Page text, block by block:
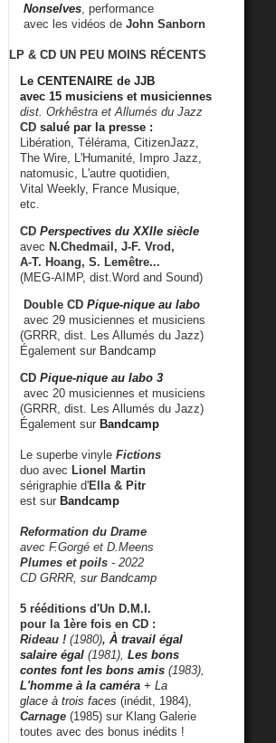
Nonselves , performance
avec les vidéos de John Sanborn
LP & CD UN PEU MOINS RÉCENTS
Le CENTENAIRE de JJB
avec 15 musiciens et musiciennes
dist. Orkhêstra et Allumés du Jazz
CD salué par la presse :
Libération, Télérama, CitizenJazz,
The Wire, L'Humanité, Impro Jazz,
natomusic, L'autre quotidien,
Vital Weekly, France Musique,
etc.
CD Perspectives du XXIIe siècle
avec N.Chedmail, J-F. Vrod,
A-T. Hoang, S. Lemêtre...
(MEG-AIMP, dist.Word and Sound)
Double CD Pique-nique au labo
avec 29 musiciennes et musiciens
(GRRR, dist. Les Allumés du Jazz)
Également sur Bandcamp
CD Pique-nique au labo 3
avec 20 musiciennes et musiciens
(GRRR, dist. Les Allumés du Jazz)
Également sur Bandcamp
Le superbe vinyle Fictions
duo avec Lionel Martin
sérigraphie d'Ella & Pitr
est sur Bandcamp
Reformation du Drame
avec F.Gorgé et D.Meens
Plumes et poils - 2022
CD GRRR, sur Bandcamp
5 rééditions d'Un D.M.I.
pour la 1ère fois en CD :
Rideau ! (1980), À travail égal
salaire égal (1981), Les bons
contes font les bons amis (1983),
L'homme à la caméra + La
glace à trois faces (inédit, 1984),
Carnage (1985) sur Klang Galerie
toutes avec des bonus inédits !